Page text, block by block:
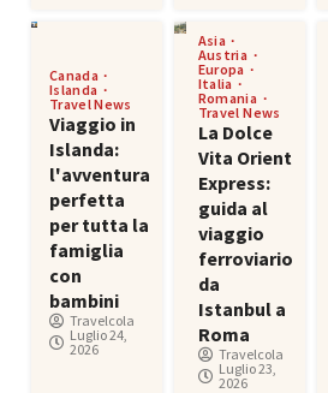
Canada
Islanda
Travel News
Viaggio in
Islanda:
l'avventura
perfetta
per tutta la
famiglia
con
bambini
Travelcola
Luglio 24,
2026
Asia
Austria
Europa
Italia
Romania
Travel News
La Dolce
Vita Orient
Express:
guida al
viaggio
ferroviario
da
Istanbul a
Roma
Travelcola
Luglio 23,
2026